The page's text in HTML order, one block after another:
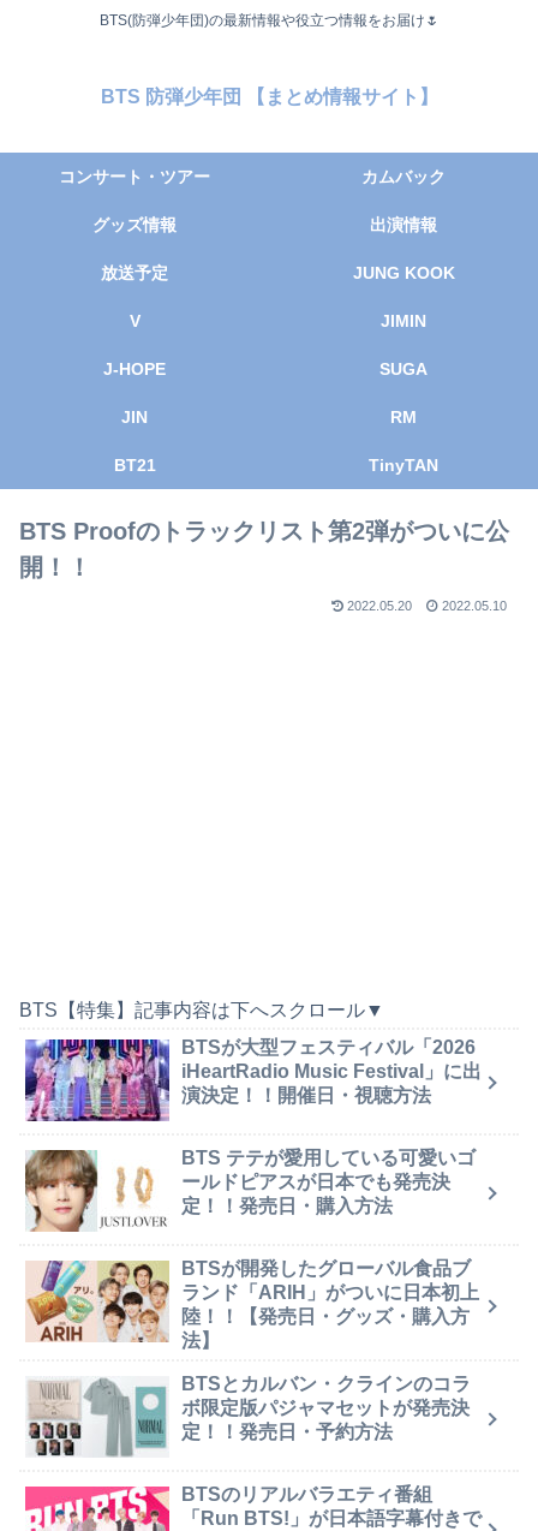
BTS(防弾少年団)の最新情報や役立つ情報をお届け🌷
BTS 防弾少年団 【まとめ情報サイト】
コンサート・ツアー カムバック
グッズ情報 出演情報
放送予定 JUNG KOOK
V JIMIN
J-HOPE SUGA
JIN RM
BT21 TinyTAN
BTS Proofのトラックリスト第2弾がついに公
開！！
2022.05.20 2022.05.10
BTS【特集】記事内容は下へスクロール▼
BTSが大型フェスティバル「2026
iHeartRadio Music Festival」に出
演決定！！開催日・視聴方法
BTS テテが愛用している可愛いゴ
ールドピアスが日本でも発売決
定！！発売日・購入方法
BTSが開発したグローバル食品ブ
ランド「ARIH」がついに日本初上
陸！！【発売日・グッズ・購入方
法】
BTSとカルバン・クラインのコラ
ボ限定版パジャマセットが発売決
定！！発売日・予約方法
BTSのリアルバラエティ番組
「Run BTS!」が日本語字幕付きで